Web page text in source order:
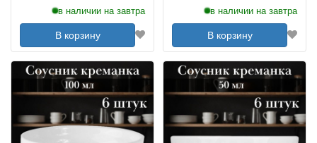
в наличии на завтра
В корзину
в наличии на завтра
В корзину